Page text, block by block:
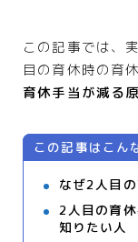
この記事では、
目の育休時の育
育休手当が減る
この記事はこん
なぜ2人目
2人目の育
知りたい人